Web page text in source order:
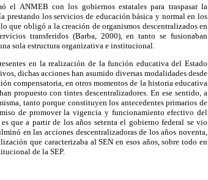
ANMEB con los gobiernos estatales para traspasar la
los servicios de educación básica y normal en los
que obligó a la creación de organismos descentralizados en
transferidos (Barba, 2000), en tanto se fusionaban
sola estructura organizativa e institucional.
en la realización de la función educativa del Estado
dichas acciones han asumido diversas modalidades desde
compensatoria, en otros momentos de la historia educativa
propuesto con tintes descentralizadores. En ese sentido, a
tanto porque constituyen los antecedentes primarios de
de promover la vigencia y funcionamiento efectivo del
que a partir de los años setenta el gobierno federal se vio
en las acciones descentralizadoras de los años noventa,
que caracterizaba al SEN en esos años, sobre todo en
de la SEP.